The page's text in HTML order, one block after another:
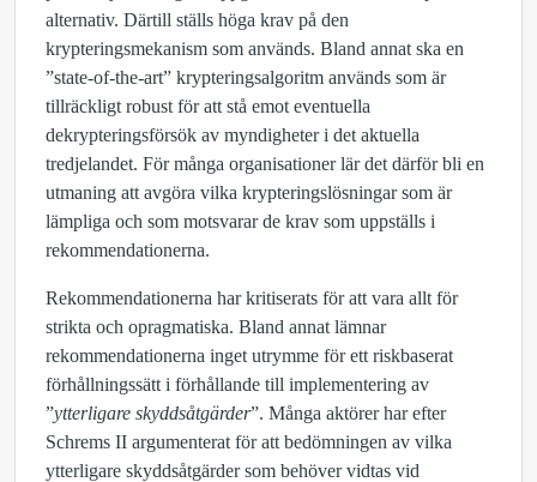
alternativ. Därtill ställs höga krav på den
krypteringsmekanism som används. Bland annat ska en
”state-of-the-art” krypteringsalgoritm används som är
tillräckligt robust för att stå emot eventuella
dekrypteringsförsök av myndigheter i det aktuella
tredjelandet. För många organisationer lär det därför bli en
utmaning att avgöra vilka krypteringslösningar som är
lämpliga och som motsvarar de krav som uppställs i
rekommendationerna.
Rekommendationerna har kritiserats för att vara allt för
strikta och opragmatiska. Bland annat lämnar
rekommendationerna inget utrymme för ett riskbaserat
förhållningssätt i förhållande till implementering av
”ytterligare skyddsåtgärder”. Många aktörer har efter
Schrems II argumenterat för att bedömningen av vilka
ytterligare skyddsåtgärder som behöver vidtas vid